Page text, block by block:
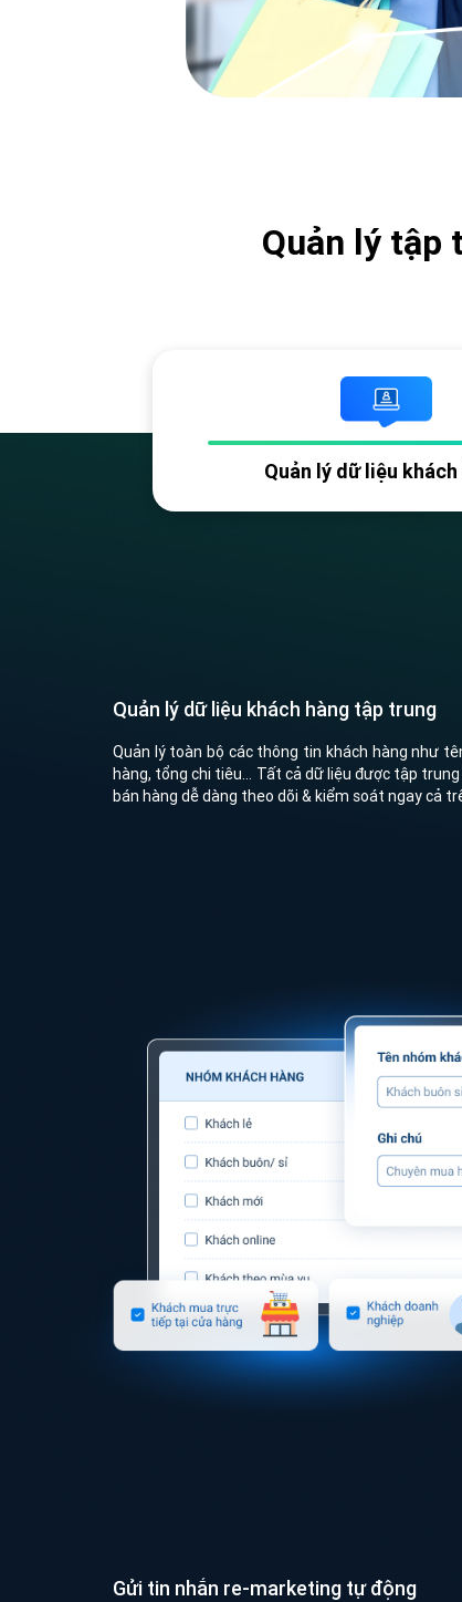
Quản lý tập
Quản lý dữ liệu khách
Quản lý dữ liệu khách hàng tập trung
Quản lý toàn bộ các thông tin khách hàng như
hàng, tổng chi tiêu... Tất cả dữ liệu được tập
bán hàng dễ dàng theo dõi & kiểm soát ngay cả
Gửi tin nhắn re-marketing tự động